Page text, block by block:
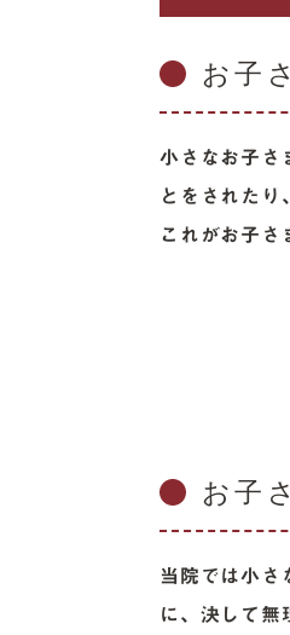
お子
小さなお子さ
とをされたり
これがお子さ
お子
当院では小さ
に、決して無